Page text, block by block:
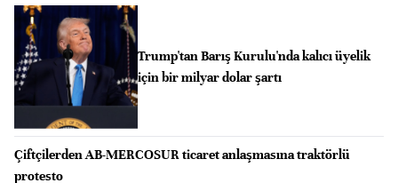
Trump'tan Barış Kurulu'nda kalıcı üyelik
için bir milyar dolar şartı
Çiftçilerden AB-MERCOSUR ticaret anlaşmasına traktörlü
protesto